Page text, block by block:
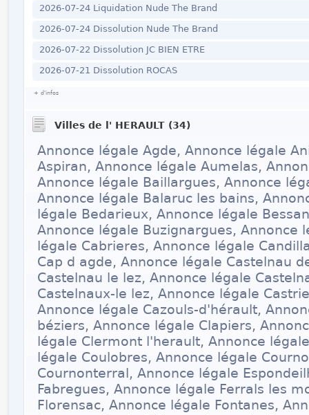
2026-07-24 Liquidation Nude The Brand
2026-07-24 Dissolution Nude The Brand
2026-07-22 Dissolution JC BIEN ETRE
2026-07-21 Dissolution ROCAS
+ d'infos
Villes de l' HERAULT (34)
Annonce légale Agde, Annonce légale
Aspiran, Annonce légale Aumelas,
Annonce légale Baillargues, Annonce
Annonce légale Balaruc les bains,
légale Bedarieux, Annonce légale
Annonce légale Buzignargues, Annonce
légale Cabrieres, Annonce légale
Cap d agde, Annonce légale Castelnau
Castelnau le lez, Annonce légale
Castelnaux-le lez, Annonce légale
Annonce légale Cazouls-d'hérault,
béziers, Annonce légale Clapiers,
légale Clermont l'herault, Annonce
légale Coulobres, Annonce légale
Cournonterral, Annonce légale
Fabregues, Annonce légale Ferrals les
Florensac, Annonce légale Fontanes,